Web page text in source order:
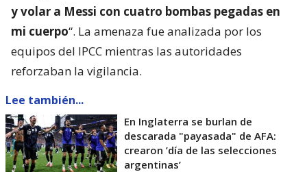
y volar a Messi con cuatro bombas pegadas en
mi cuerpo“. La amenaza fue analizada por los
equipos del IPCC mientras las autoridades
reforzaban la vigilancia.
Lee también...
En Inglaterra se burlan de
descarada "payasada" de AFA:
crearon ’día de las selecciones
argentinas’